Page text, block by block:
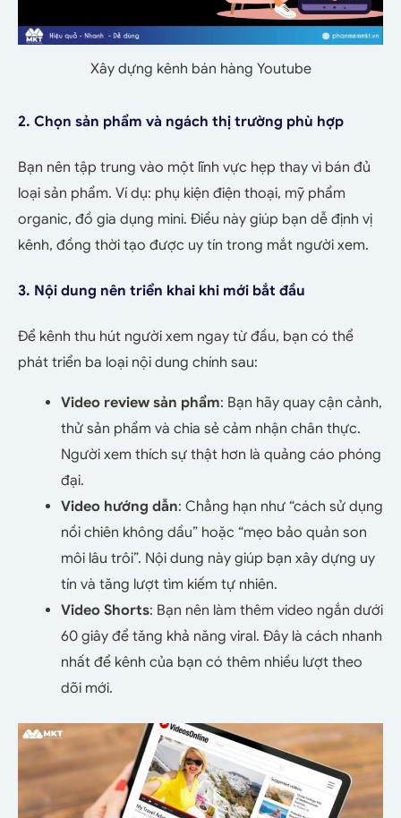
Xây dựng kênh bán hàng Youtube
2. Chọn sản phẩm và ngách thị trường phù hợp
Bạn nên tập trung vào một lĩnh vực hẹp thay vì bán đủ
loại sản phẩm. Ví dụ: phụ kiện điện thoại, mỹ phẩm
organic, đồ gia dụng mini. Điều này giúp bạn dễ định vị
kênh, đồng thời tạo được uy tín trong mắt người xem.
3. Nội dung nên triển khai khi mới bắt đầu
Để kênh thu hút người xem ngay từ đầu, bạn có thể
phát triển ba loại nội dung chính sau:
Video review sản phẩm: Bạn hãy quay cận cảnh,
thử sản phẩm và chia sẻ cảm nhận chân thực.
Người xem thích sự thật hơn là quảng cáo phóng
đại.
Video hướng dẫn: Chẳng hạn như “cách sử dụng
nồi chiên không dầu” hoặc “mẹo bảo quản son
môi lâu trôi”. Nội dung này giúp bạn xây dựng uy
tín và tăng lượt tìm kiếm tự nhiên.
Video Shorts: Bạn nên làm thêm video ngắn dưới
60 giây để tăng khả năng viral. Đây là cách nhanh
nhất để kênh của bạn có thêm nhiều lượt theo
dõi mới.